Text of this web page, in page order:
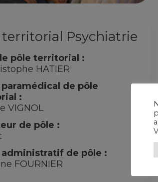
territorial Psychiatrie
pôle territorial :
HATIER
paramédical de pôle
:
VIGNOL
de pôle :
administratif de pôle :
FOURNIER